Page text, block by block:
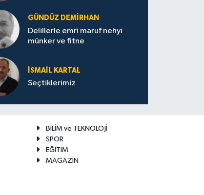
GÜNDÜZ DEMIRHAN
Delillerle emri maruf nehyi
münker ve fitne
İSMAIL KARTAL
Seçtiklerimiz
BİLİM ve TEKNOLOJİ
SPOR
EĞİTİM
MAGAZİN